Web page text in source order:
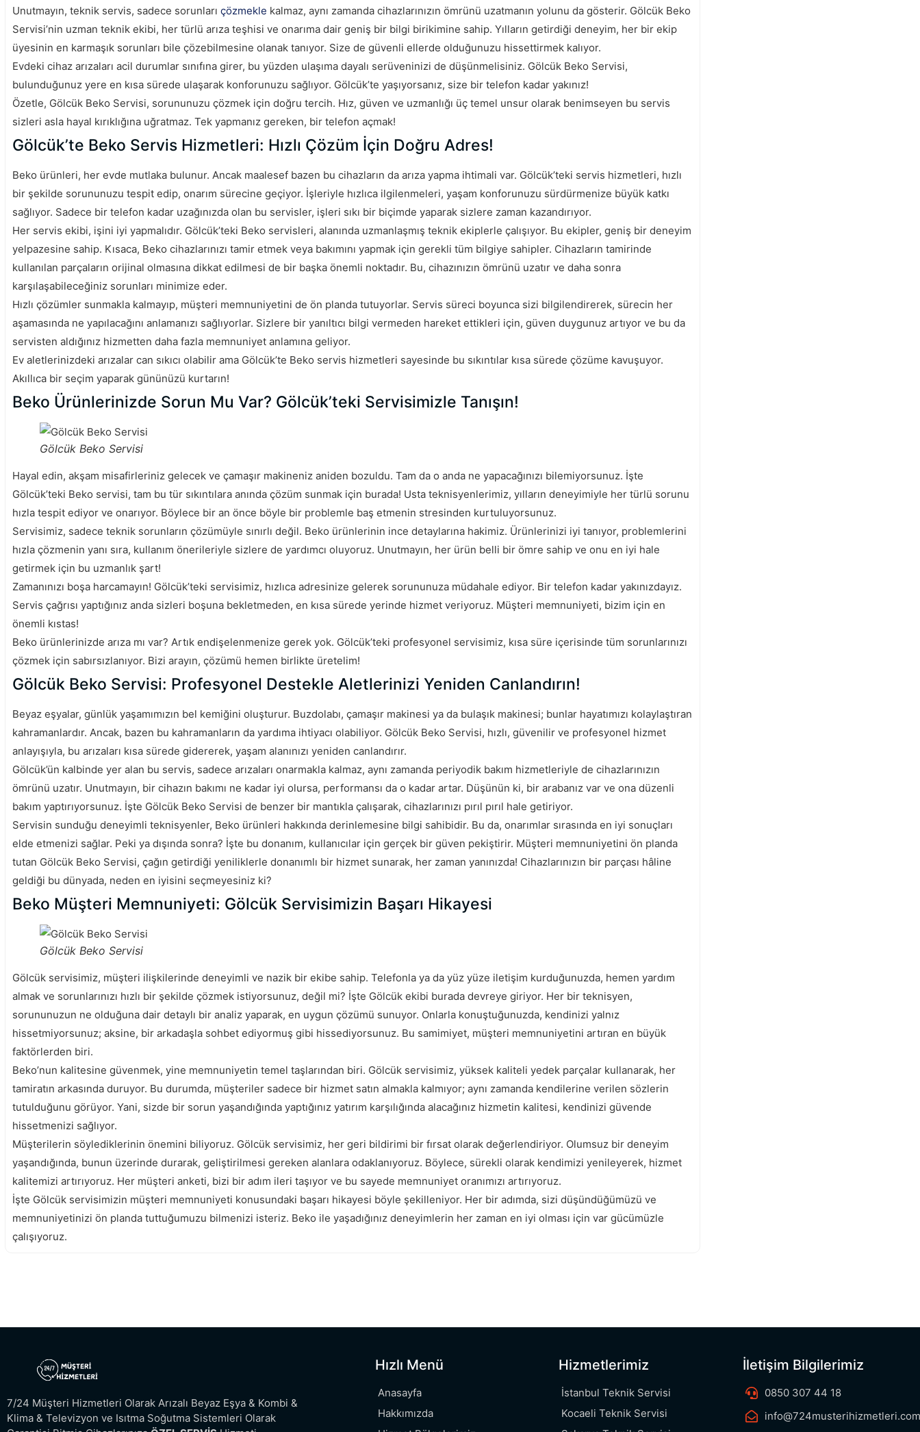
Unutmayın, teknik servis, sadece sorunları çözmekle kalmaz, aynı zamanda cihazlarınızın ömrünü uzatmanın yolunu da gösterir. Gölcük Beko
Servisi’nin uzman teknik ekibi, her türlü arıza teşhisi ve onarıma dair geniş bir bilgi birikimine sahip. Yılların getirdiği deneyim, her bir ekip
üyesinin en karmaşık sorunları bile çözebilmesine olanak tanıyor. Size de güvenli ellerde olduğunuzu hissettirmek kalıyor.
Evdeki cihaz arızaları acil durumlar sınıfına girer, bu yüzden ulaşıma dayalı serüveninizi de düşünmelisiniz. Gölcük Beko Servisi,
bulunduğunuz yere en kısa sürede ulaşarak konforunuzu sağlıyor. Gölcük’te yaşıyorsanız, size bir telefon kadar yakınız!
Özetle, Gölcük Beko Servisi, sorununuzu çözmek için doğru tercih. Hız, güven ve uzmanlığı üç temel unsur olarak benimseyen bu servis
sizleri asla hayal kırıklığına uğratmaz. Tek yapmanız gereken, bir telefon açmak!
Gölcük’te Beko Servis Hizmetleri: Hızlı Çözüm İçin Doğru Adres!
Beko ürünleri, her evde mutlaka bulunur. Ancak maalesef bazen bu cihazların da arıza yapma ihtimali var. Gölcük’teki servis hizmetleri, hızlı
bir şekilde sorununuzu tespit edip, onarım sürecine geçiyor. İşleriyle hızlıca ilgilenmeleri, yaşam konforunuzu sürdürmenize büyük katkı
sağlıyor. Sadece bir telefon kadar uzağınızda olan bu servisler, işleri sıkı bir biçimde yaparak sizlere zaman kazandırıyor.
Her servis ekibi, işini iyi yapmalıdır. Gölcük’teki Beko servisleri, alanında uzmanlaşmış teknik ekiplerle çalışıyor. Bu ekipler, geniş bir deneyim
yelpazesine sahip. Kısaca, Beko cihazlarınızı tamir etmek veya bakımını yapmak için gerekli tüm bilgiye sahipler. Cihazların tamirinde
kullanılan parçaların orijinal olmasına dikkat edilmesi de bir başka önemli noktadır. Bu, cihazınızın ömrünü uzatır ve daha sonra
karşılaşabileceğiniz sorunları minimize eder.
Hızlı çözümler sunmakla kalmayıp, müşteri memnuniyetini de ön planda tutuyorlar. Servis süreci boyunca sizi bilgilendirerek, sürecin her
aşamasında ne yapılacağını anlamanızı sağlıyorlar. Sizlere bir yanıltıcı bilgi vermeden hareket ettikleri için, güven duygunuz artıyor ve bu da
servisten aldığınız hizmetten daha fazla memnuniyet anlamına geliyor.
Ev aletlerinizdeki arızalar can sıkıcı olabilir ama Gölcük’te Beko servis hizmetleri sayesinde bu sıkıntılar kısa sürede çözüme kavuşuyor.
Akıllıca bir seçim yaparak gününüzü kurtarın!
Beko Ürünlerinizde Sorun Mu Var? Gölcük’teki Servisimizle Tanışın!
Gölcük Beko Servisi
Hayal edin, akşam misafirleriniz gelecek ve çamaşır makineniz aniden bozuldu. Tam da o anda ne yapacağınızı bilemiyorsunuz. İşte
Gölcük’teki Beko servisi, tam bu tür sıkıntılara anında çözüm sunmak için burada! Usta teknisyenlerimiz, yılların deneyimiyle her türlü sorunu
hızla tespit ediyor ve onarıyor. Böylece bir an önce böyle bir problemle baş etmenin stresinden kurtuluyorsunuz.
Servisimiz, sadece teknik sorunların çözümüyle sınırlı değil. Beko ürünlerinin ince detaylarına hakimiz. Ürünlerinizi iyi tanıyor, problemlerini
hızla çözmenin yanı sıra, kullanım önerileriyle sizlere de yardımcı oluyoruz. Unutmayın, her ürün belli bir ömre sahip ve onu en iyi hale
getirmek için bu uzmanlık şart!
Zamanınızı boşa harcamayın! Gölcük’teki servisimiz, hızlıca adresinize gelerek sorununuza müdahale ediyor. Bir telefon kadar yakınızdayız.
Servis çağrısı yaptığınız anda sizleri boşuna bekletmeden, en kısa sürede yerinde hizmet veriyoruz. Müşteri memnuniyeti, bizim için en
önemli kıstas!
Beko ürünlerinizde arıza mı var? Artık endişelenmenize gerek yok. Gölcük’teki profesyonel servisimiz, kısa süre içerisinde tüm sorunlarınızı
çözmek için sabırsızlanıyor. Bizi arayın, çözümü hemen birlikte üretelim!
Gölcük Beko Servisi: Profesyonel Destekle Aletlerinizi Yeniden Canlandırın!
Beyaz eşyalar, günlük yaşamımızın bel kemiğini oluşturur. Buzdolabı, çamaşır makinesi ya da bulaşık makinesi; bunlar hayatımızı kolaylaştıran
kahramanlardır. Ancak, bazen bu kahramanların da yardıma ihtiyacı olabiliyor. Gölcük Beko Servisi, hızlı, güvenilir ve profesyonel hizmet
anlayışıyla, bu arızaları kısa sürede gidererek, yaşam alanınızı yeniden canlandırır.
Gölcük’ün kalbinde yer alan bu servis, sadece arızaları onarmakla kalmaz, aynı zamanda periyodik bakım hizmetleriyle de cihazlarınızın
ömrünü uzatır. Unutmayın, bir cihazın bakımı ne kadar iyi olursa, performansı da o kadar artar. Düşünün ki, bir arabanız var ve ona düzenli
bakım yaptırıyorsunuz. İşte Gölcük Beko Servisi de benzer bir mantıkla çalışarak, cihazlarınızı pırıl pırıl hale getiriyor.
Servisin sunduğu deneyimli teknisyenler, Beko ürünleri hakkında derinlemesine bilgi sahibidir. Bu da, onarımlar sırasında en iyi sonuçları
elde etmenizi sağlar. Peki ya dışında sonra? İşte bu donanım, kullanıcılar için gerçek bir güven pekiştirir. Müşteri memnuniyetini ön planda
tutan Gölcük Beko Servisi, çağın getirdiği yeniliklerle donanımlı bir hizmet sunarak, her zaman yanınızda! Cihazlarınızın bir parçası hâline
geldiği bu dünyada, neden en iyisini seçmeyesiniz ki?
Beko Müşteri Memnuniyeti: Gölcük Servisimizin Başarı Hikayesi
Gölcük Beko Servisi
Gölcük servisimiz, müşteri ilişkilerinde deneyimli ve nazik bir ekibe sahip. Telefonla ya da yüz yüze iletişim kurduğunuzda, hemen yardım
almak ve sorunlarınızı hızlı bir şekilde çözmek istiyorsunuz, değil mi? İşte Gölcük ekibi burada devreye giriyor. Her bir teknisyen,
sorununuzun ne olduğuna dair detaylı bir analiz yaparak, en uygun çözümü sunuyor. Onlarla konuştuğunuzda, kendinizi yalnız
hissetmiyorsunuz; aksine, bir arkadaşla sohbet ediyormuş gibi hissediyorsunuz. Bu samimiyet, müşteri memnuniyetini artıran en büyük
faktörlerden biri.
Beko’nun kalitesine güvenmek, yine memnuniyetin temel taşlarından biri. Gölcük servisimiz, yüksek kaliteli yedek parçalar kullanarak, her
tamiratın arkasında duruyor. Bu durumda, müşteriler sadece bir hizmet satın almakla kalmıyor; aynı zamanda kendilerine verilen sözlerin
tutulduğunu görüyor. Yani, sizde bir sorun yaşandığında yaptığınız yatırım karşılığında alacağınız hizmetin kalitesi, kendinizi güvende
hissetmenizi sağlıyor.
Müşterilerin söylediklerinin önemini biliyoruz. Gölcük servisimiz, her geri bildirimi bir fırsat olarak değerlendiriyor. Olumsuz bir deneyim
yaşandığında, bunun üzerinde durarak, geliştirilmesi gereken alanlara odaklanıyoruz. Böylece, sürekli olarak kendimizi yenileyerek, hizmet
kalitemizi artırıyoruz. Her müşteri anketi, bizi bir adım ileri taşıyor ve bu sayede memnuniyet oranımızı artırıyoruz.
İşte Gölcük servisimizin müşteri memnuniyeti konusundaki başarı hikayesi böyle şekilleniyor. Her bir adımda, sizi düşündüğümüzü ve
memnuniyetinizi ön planda tuttuğumuzu bilmenizi isteriz. Beko ile yaşadığınız deneyimlerin her zaman en iyi olması için var gücümüzle
çalışıyoruz.
7/24 Müşteri Hizmetleri Olarak Arızalı Beyaz Eşya & Kombi &
Klima & Televizyon ve Isıtma Soğutma Sistemleri Olarak
Hızlı Menü
Anasayfa
Hakkımızda
Hizmetlerimiz
İstanbul Teknik Servisi
Kocaeli Teknik Servisi
İletişim Bilgilerimiz
0850 307 44 18